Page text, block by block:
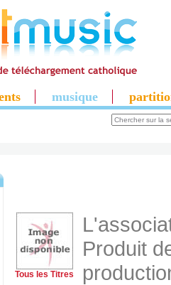
musique
Tous les Titres
Produit